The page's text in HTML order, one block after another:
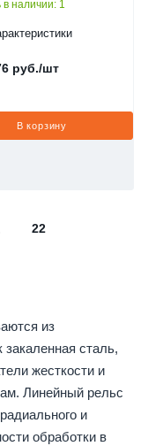
в наличии: 1
руб./шт
В корзину
22
из
сталь,
жесткости и
Линейный рельс
и
обработки в